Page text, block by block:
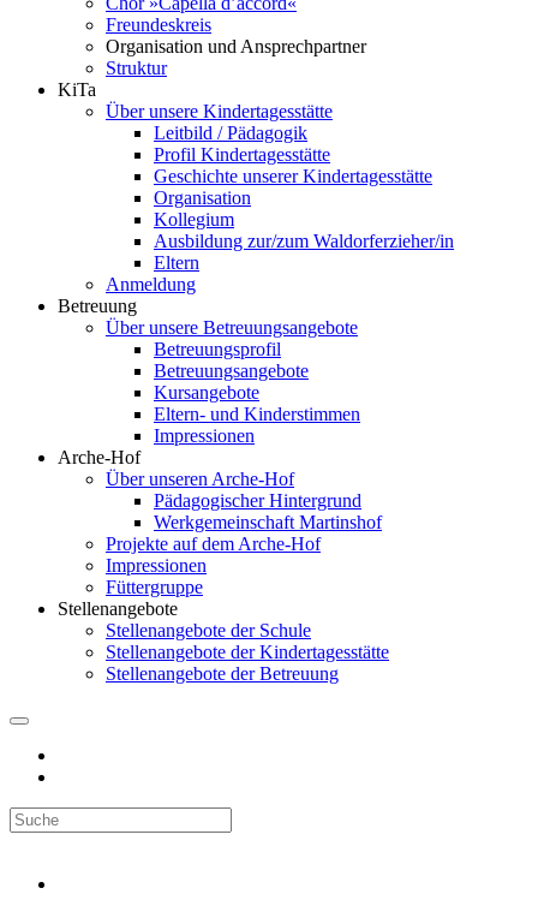
Freundeskreis
Organisation und Ansprechpartner
Struktur
KiTa
Über unsere Kindertagesstätte
Leitbild / Pädagogik
Profil Kindertagesstätte
Geschichte unserer Kindertagesstätte
Organisation
Kollegium
Ausbildung zur/zum Waldorferzieher/in
Eltern
Anmeldung
Betreuung
Über unsere Betreuungsangebote
Betreuungsprofil
Betreuungsangebote
Kursangebote
Eltern- und Kinderstimmen
Impressionen
Arche-Hof
Über unseren Arche-Hof
Pädagogischer Hintergrund
Werkgemeinschaft Martinshof
Projekte auf dem Arche-Hof
Impressionen
Füttergruppe
Stellenangebote
Stellenangebote der Schule
Stellenangebote der Kindertagesstätte
Stellenangebote der Betreuung